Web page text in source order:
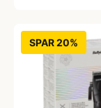
SPAR 20%